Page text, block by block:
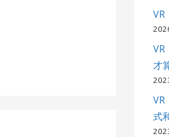
VR
VR
才
VR
式